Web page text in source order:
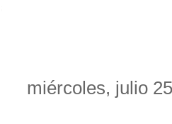
miércoles, julio